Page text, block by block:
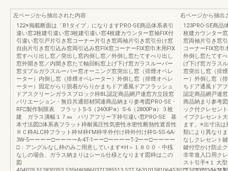
左ページから抽出された内容
122※掲載断面は「B1タイプ」になりますPRO-SE商品体系表引
違い窓2枚建引違い窓3枚建引違い窓4枚建カウンター窓袖FIX付
引違い窓引戸片引き窓コーナー片引き窓両袖片引き窓引分け窓
自由片引き窓引込み窓両引込み窓FIX窓コーナーFIX窓巾木用FIX
窓すべり出し窓／突出し窓内倒し窓／外倒し窓たてすべり出し
窓外開き窓／内開き窓たて軸回転窓上げ下げ窓ガラスルーバー
窓ダブルガラスルーバー窓オーニング窓突出し窓（排煙オペレ
ーター）内倒し窓（排煙オペレーター）外倒し窓（排煙オペレ
ーター）固定がらり脱着がらりかまちドア通風ドアフラッシュ
ドアスクリーンガラスブロック枠BL認定商品網戸連窓方立段窓
バリエーション・無目共通部材関連商品納まり参考図PRO-SE・
RF□製作制限表 フラットS-5（2400Pa）S-6（2800Pa）３枚
建 ガラス溝幅１７㎜ バリアフリー下枠引違い窓PRO-SE 基
本寸法図□体系表フラット枠耐風圧性気密性水密性断熱性遮音性
ＲＣ枠ALC枠フラット枠Ｍ枠FM枠半外付け枠外付け枠S-5S-6A-
3W-5ーーーー□ーーーーA-4T-1ーー□ーーーーT-2ーー□ーーーー
□：アングルなし枠のみご用意しています※H＞１８００・中桟
なしの場合、ガラス納まりはシール仕様となります図枠はこの
図
右ページから抽出
123PRO-SE商品
枚建カウンター
窓両袖片引き窓
コーナーFIX窓巾
外倒し窓たてす
げ下げ窓ガラス
窓突出し窓（排
ー）外倒し窓（
ちドア通風ドア
認定商品網戸連
商品納まり参考
ック付クレセン
イプクレセント
ます。※出寸法
類により異なり
なしクレセント
鍵付空かけ防止
非常進入口用ク
スト引手※１ 大